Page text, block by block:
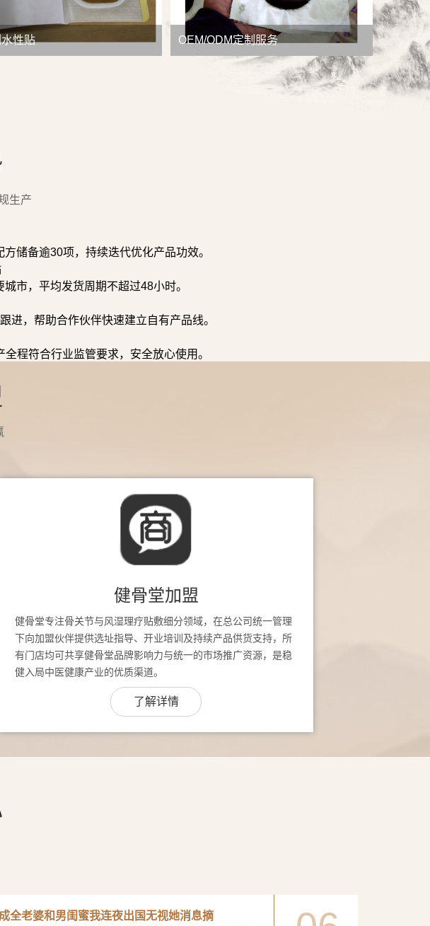
性贴 OEM/ODM定制服务
生产
储备逾30项，持续迭代优化产品功效。
市，平均发货周期不超过48小时。
进，帮助合作伙伴快速建立自有产品线。
程符合行业监管要求，安全放心使用。
健骨堂加盟
健骨堂专注骨关节与风湿理疗贴敷细分领域，在总公司统一管理
下向加盟伙伴提供选址指导、开业培训及持续产品供货支持，所
有门店均可共享健骨堂品牌影响力与统一的市场推广资源，是稳
健入局中医健康产业的优质渠道。
了解详情
全老婆和男闺蜜我连夜出国无视她消息摘